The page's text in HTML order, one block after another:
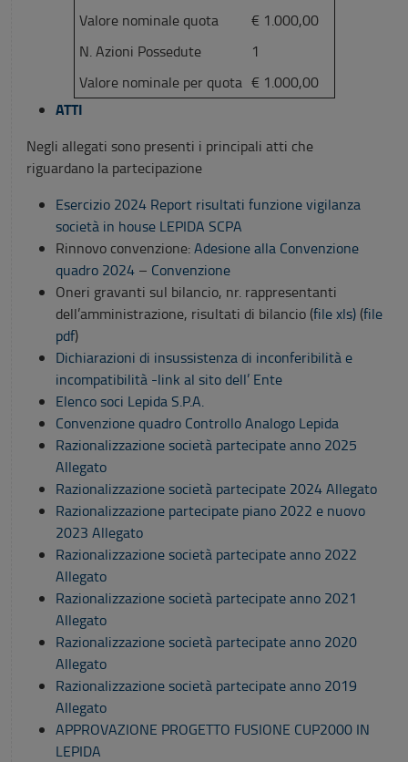
Valore nominale quota
€ 1.000,00
N. Azioni Possedute
1
Valore nominale per quota € 1.000,00
ATTI
Negli allegati sono presenti i principali atti che
riguardano la partecipazione
Esercizio 2024 Report risultati funzione vigilanza
società in house LEPIDA SCPA
Rinnovo convenzione:Adesione alla Convenzione
quadro 2024 – Convenzione
Oneri gravanti sul bilancio, nr. rappresentanti
dell’amministrazione, risultati di bilancio (file xls) (file
pdf)
Dichiarazioni di insussistenza di inconferibilità e
incompatibilità -link al sito dell’ Ente
Elenco soci Lepida S.P.A.
Convenzione quadro Controllo Analogo Lepida
Razionalizzazione società partecipate anno 2025
Allegato
Razionalizzazione società partecipate 2024Allegato
Razionalizzazione partecipate piano 2022 e nuovo
2023 Allegato
Razionalizzazione società partecipate anno 2022
Allegato
Razionalizzazione società partecipate anno 2021
Allegato
Razionalizzazione società partecipate anno 2020
Allegato
Razionalizzazione società partecipate anno 2019
Allegato
APPROVAZIONE PROGETTO FUSIONE CUP2000 IN
LEPIDA